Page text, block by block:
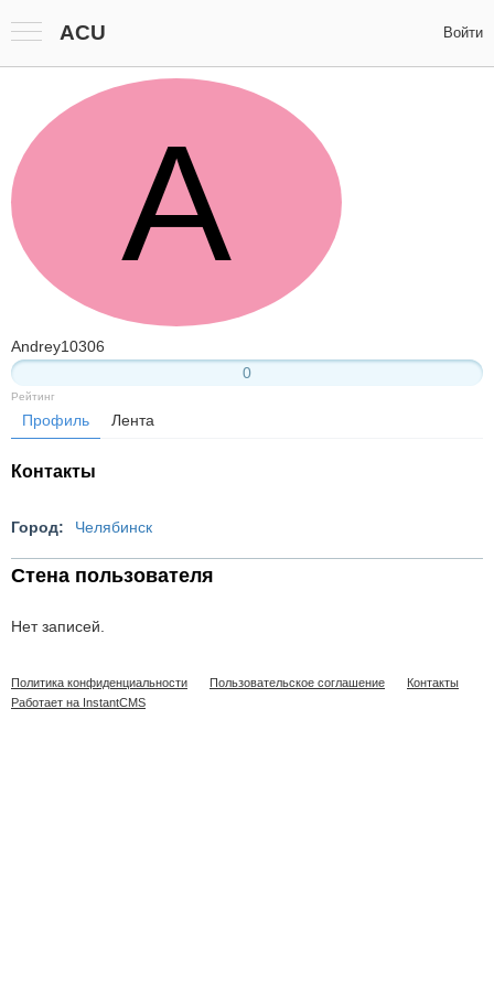
ACU Войти
A
Andrey10306
0
Рейтинг
Профиль Лента
Контакты
Город: Челябинск
Стена пользователя
Нет записей.
Политика конфиденциальности Пользовательское соглашение
Контакты
Работает на InstantCMS